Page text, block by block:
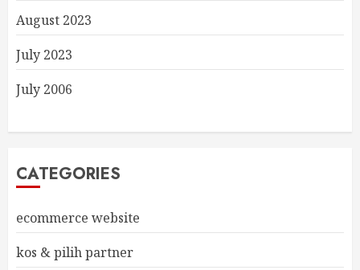
August 2023
July 2023
July 2006
CATEGORIES
ecommerce website
kos & pilih partner